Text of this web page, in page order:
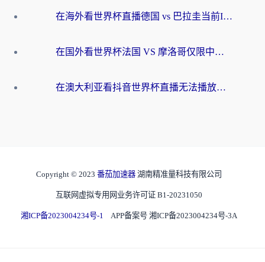
在海外看世界杯直播德国 vs 巴拉圭当前IP受限制？这篇指南帮你轻松解决地区限制
在国外看世界杯法国 VS 摩洛哥仅限中国大陆？别让地域限制拦下你的欢呼
在澳大利亚看抖音世界杯直播无法播放？海外党体育观赛终极指南来了！
Copyright © 2023 番茄加速器 湖南精准量科技有限公司
互联网虚拟专用网业务许可证 B1-20231050
湘ICP备2023004234号-1 APP备案号 湘ICP备2023004234号-3A